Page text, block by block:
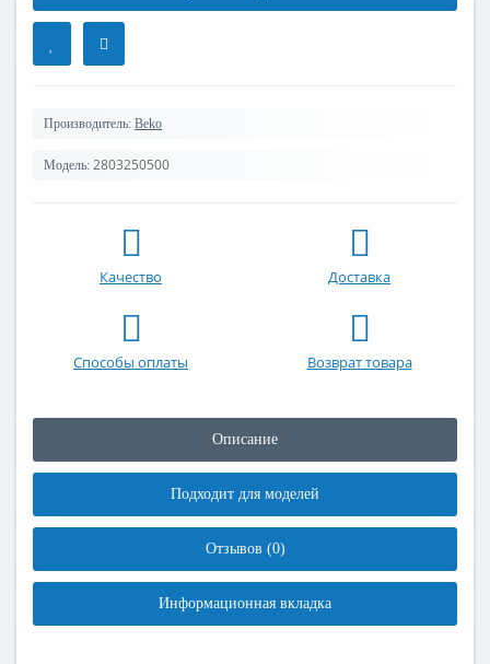
Производитель: Beko
Модель: 2803250500
Качество Доставка
Способы оплаты Возврат товара
Описание
Подходит для моделей
Отзывов (0)
Информационная вкладка